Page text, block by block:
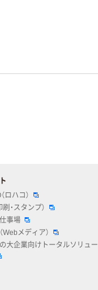
ロハコ）
刷・スタンプ）
事場
Webメディア）
大企業向けトータルソリュー